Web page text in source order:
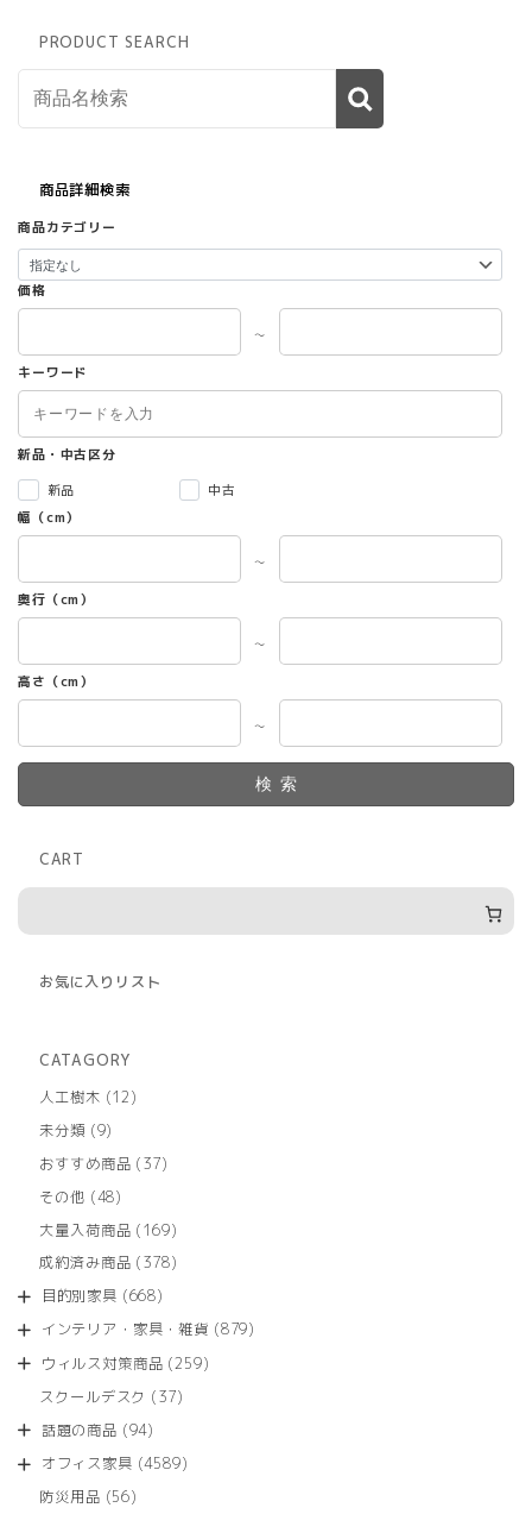
PRODUCT SEARCH
商品詳細検索
商品カテゴリー
価格
～
キーワード
新品・中古区分
新品
中古
幅（cm）
～
奥行（cm）
～
高さ（cm）
～
検索
CART
お気に入りリスト
CATAGORY
人工樹木
1212
商
未分類 99
の
商
おすすめ商品 3737
商
その他 4848
の
商
大量入荷商品 169169
の
成約済み商品 378378
商
目的別家具 668668
の
商
インテリア・家具・雑貨 879879
ウィルス対策商品 259259
スクールデスク 3737
商
話題の商品 9494
の
オフィス家具 45894589
防災用品 5656